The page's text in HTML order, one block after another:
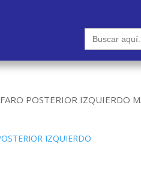
Buscar:
FARO POSTERIOR IZQUIERDO